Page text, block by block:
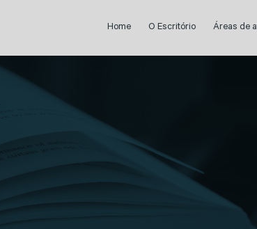
Home O Escritório Áreas de